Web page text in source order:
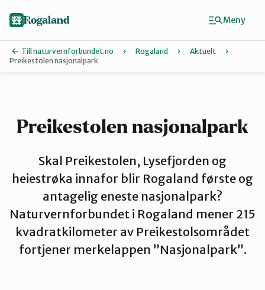
Haugalandet
Naturvernforbundet i Sandnes
Rogaland
Till naturvernforbundet.no Rogaland
Aktuelt
Preikestolen nasjonalpark
Preikestolen nasjonalpark
Skal Preikestolen, Lysefjorden og
heiestrøka innafor blir Rogaland første og
antagelig eneste nasjonalpark?
Naturvernforbundet i Rogaland mener 215
kvadratkilometer av Preikestolsområdet
fortjener merkelappen ”Nasjonalpark”.